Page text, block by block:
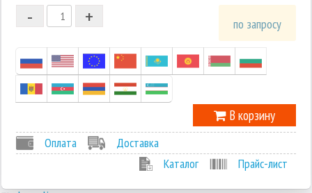
1
-1
+
- по запросу
В корзину
Оплата
Доставка
Каталог
Прайс-лист